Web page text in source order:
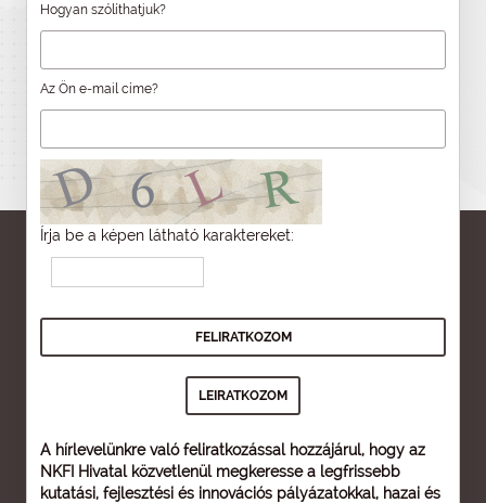
Hogyan szólíthatjuk?
Az Ön e-mail címe?
Írja be a képen látható karaktereket:
A hírlevelünkre való feliratkozással hozzájárul, hogy az
NKFI Hivatal közvetlenül megkeresse a legfrissebb
kutatási, fejlesztési és innovációs pályázatokkal, hazai és